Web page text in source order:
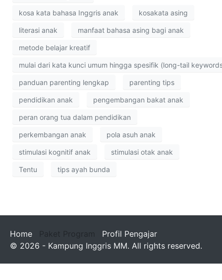
kosa kata bahasa Inggris anak kosakata asing
literasi anak manfaat bahasa asing bagi anak
metode belajar kreatif
mulai dari kata kunci umum hingga spesifik (long-tail
panduan parenting lengkap parenting tips
pendidikan anak pengembangan bakat anak
peran orang tua dalam pendidikan
perkembangan anak pola asuh anak
stimulasi kognitif anak stimulasi otak anak
Tentu tips ayah bunda
Home Paket Program
Profil Pengajar
© 2026 - Kampung Inggris MM. All rights reserved.